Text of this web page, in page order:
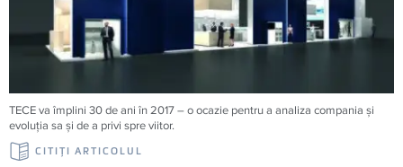
TECE va împlini 30 de ani în 2017 – o ocazie pentru a analiza compania şi
evoluţia sa şi de a privi spre viitor.
CITIŢI ARTICOLUL